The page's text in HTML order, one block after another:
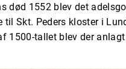
død 1552 blev det
Skt. Peders kloster i
1500-tallet blev der